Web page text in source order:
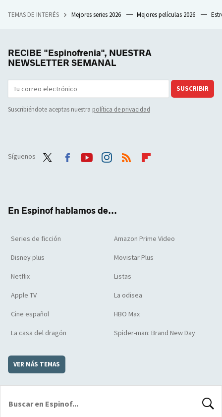
TEMAS DE INTERÉS Mejores series 2026 Mejores películas 2026
RECIBE "Espinofrenia", NUESTRA
NEWSLETTER SEMANAL
SUSCRIBIR
Suscribiéndote aceptas nuestra política de privacidad
Síguenos
En Espinof hablamos de...
Series de ficción Amazon Prime Video
Disney plus Movistar Plus
Netflix Listas
Apple TV La odisea
Cine español HBO Max
La casa del dragón Spider-man: Brand New Day
VER MÁS TEMAS